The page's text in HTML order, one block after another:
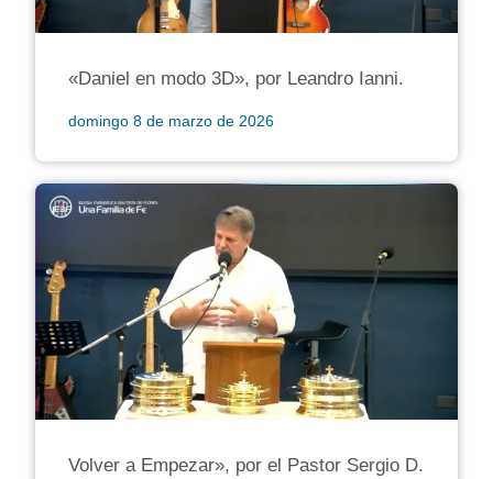
«Daniel en modo 3D», por Leandro Ianni.
domingo 8 de marzo de 2026
Volver a Empezar», por el Pastor Sergio D.